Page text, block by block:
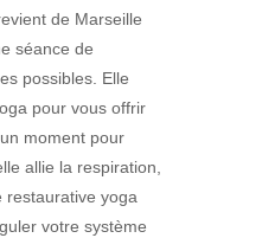
de Marseille
séance de
possibles. Elle
pour vous offrir
moment pour
allie la respiration,
restaurative yoga
votre système